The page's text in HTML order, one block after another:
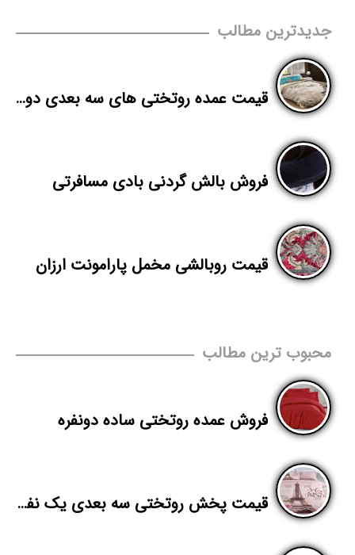
جدیدترین مطالب
قیمت عمده روتختی های سه بعدی دونفره جدید شیک از تولیدی
فروش بالش گردنی بادی مسافرتی
قیمت روبالشی مخمل پارامونت ارزان
محبوب ترین مطالب
فروش عمده روتختی ساده دونفره
قیمت پخش روتختی سه بعدی یک نفره